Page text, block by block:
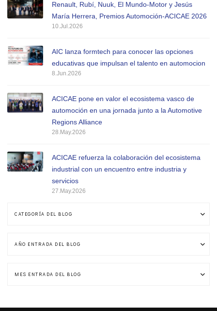
Renault, Rubí, Nuuk, El Mundo-Motor y Jesús
María Herrera, Premios Automoción-ACICAE 2026
10.Jul.2026
AIC lanza formtech para conocer las opciones
educativas que impulsan el talento en automocion
8.Jun.2026
ACICAE pone en valor el ecosistema vasco de
automoción en una jornada junto a la Automotive
Regions Alliance
28.May.2026
ACICAE refuerza la colaboración del ecosistema
industrial con un encuentro entre industria y
servicios
27.May.2026